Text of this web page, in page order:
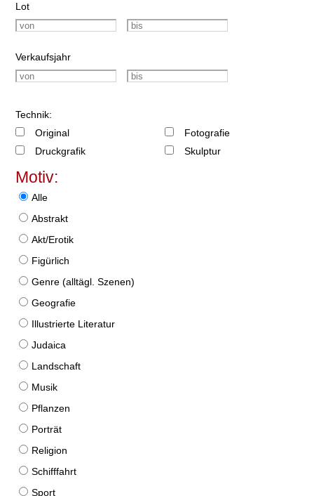
Lot
Verkaufsjahr
Technik:
Original
Druckgrafik
Fotografie
Skulptur
Motiv:
Alle
Abstrakt
Akt/Erotik
Figürlich
Genre (alltägl. Szenen)
Geografie
Illustrierte Literatur
Judaica
Landschaft
Musik
Pflanzen
Porträt
Religion
Schifffahrt
Sport